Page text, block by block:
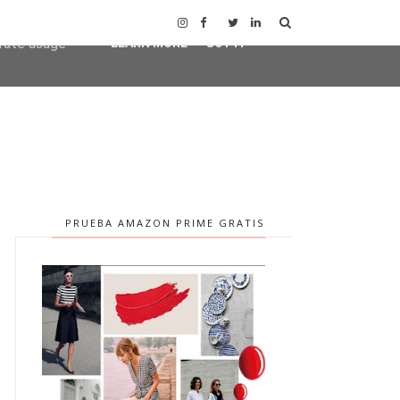
PRUEBA AMAZON PRIME GRATIS
agent
usage
LEARN MORE GOT IT